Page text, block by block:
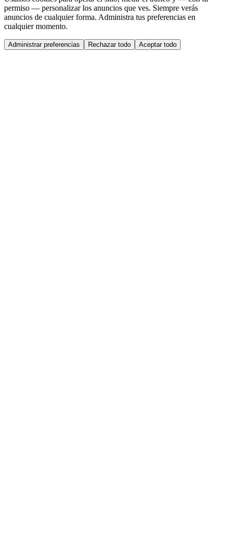
permiso — personalizar los anuncios que ves. Siempre verás
anuncios de cualquier forma. Administra tus preferencias en
cualquier momento.
Administrar preferencias Rechazar todo Aceptar todo